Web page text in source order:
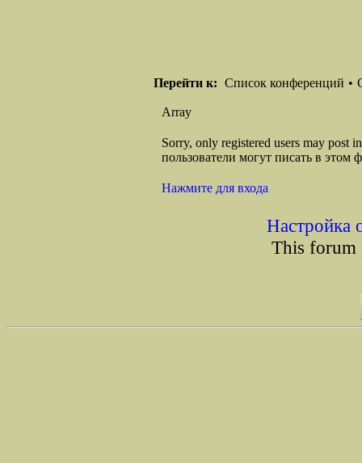
Перейти к: Список конференций •
Array
Sorry, only registered users may post
пользователи могут писать в этом
Нажмите для входа
Настройка
This